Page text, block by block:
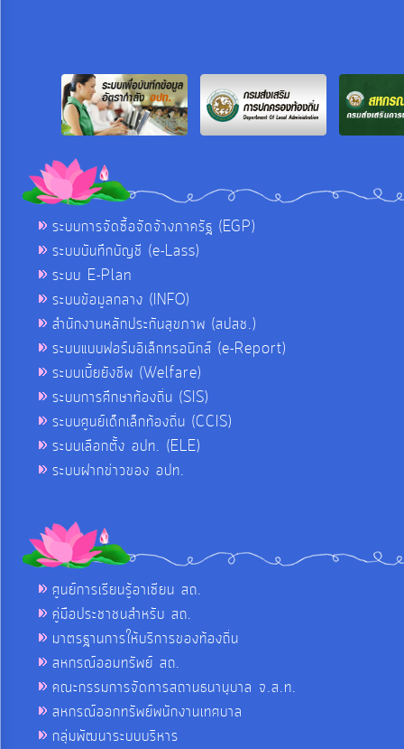
ระบบการจัดซื้อจัดจ้างภาครัฐ (EGP)
ระบบบันทึกบัญชี (e-Lass)
ระบบ E-Plan
ระบบข้อมูลกลาง (INFO)
สำนักงานหลักประกันสุขภาพ (สปสช.)
ระบบแบบฟอร์มอิเล็กทรอนิกส์ (e-Report)
ระบบเบี้ยยังชีพ (Welfare)
ระบบการศึกษาท้องถิ่น (SIS)
ระบบศูนย์เด็กเล็กท้องถิ่น (CCIS)
ระบบเลือกตั้ง อปท. (ELE)
ระบบฝากข่าวของ อปท.
ศูนย์การเรียนรู้อาเซียน สถ.
คู่มือประชาชนสำหรับ สถ.
มาตรฐานการให้บริการของท้องถิ่น
สหกรณ์ออมทรัพย์ สถ.
คณะกรรมการจัดการสถานธนานุบาล จ.ส.ท.
สหกรณ์ออกทรัพย์พนักงานเทศบาล
กลุ่มพัฒนาระบบบริหาร